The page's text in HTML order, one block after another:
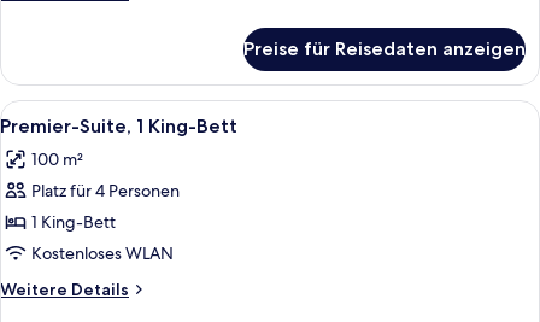
(Executive)
Suite,
1 King-
Bett
Preise für Reisedaten anzeigen
Alle
Fotos
für
Premier-
Suite,
1 King-
Bett
anzeigen
Ein modernes Hotelzimmer mit
1
Premier-Suite, 1 King-Bett
100 m²
Platz für 4 Personen
1 King-Bett
Kostenloses WLAN
Weitere Details
Weitere